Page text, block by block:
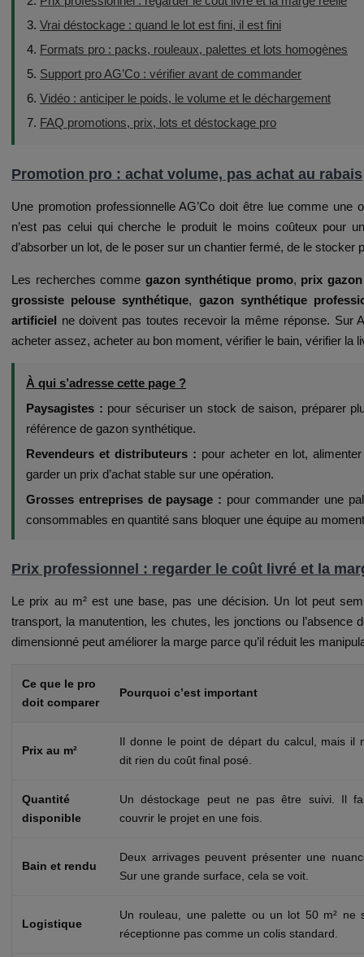
3. Vrai déstockage : quand le lot est fini, il est fini
4. Formats pro : packs, rouleaux, palettes et lots homogènes
5. Support pro AG’Co : vérifier avant de commander
6. Vidéo : anticiper le poids, le volume et le déchargement
7. FAQ promotions, prix, lots et déstockage pro
Promotion pro : achat volume, pas achat au rabais
Une promotion professionnelle AG’Co doit être lue comme
n’est pas celui qui cherche le produit le moins coûteux pour
d’absorber un lot, de le poser sur un chantier fermé, de le
Les recherches comme gazon synthétique promo, prix
grossiste pelouse synthétique, gazon synthétique
artificiel ne doivent pas toutes recevoir la même réponse. Sur
acheter assez, acheter au bon moment, vérifier le bain, vérifier la
À qui s’adresse cette page ?
Paysagistes : pour sécuriser un stock de saison, préparer
référence de gazon synthétique.
Revendeurs et distributeurs : pour acheter en lot,
garder un prix d’achat stable sur une opération.
Grosses entreprises de paysage : pour commander une
consommables en quantité sans bloquer une équipe au
Prix professionnel : regarder le coût livré et la
Le prix au m² est une base, pas une décision. Un lot peut
transport, la manutention, les chutes, les jonctions ou l’absence
dimensionné peut améliorer la marge parce qu’il réduit les
Ce que le pro
doit comparer
Pourquoi c’est important
Prix au m²
Il donne le point de départ du calcul, mais il
dit rien du coût final posé.
Quantité
disponible
Un déstockage peut ne pas être suivi. Il
couvrir le projet en une fois.
Bain et rendu
Deux arrivages peuvent présenter une
Sur une grande surface, cela se voit.
Logistique
Un rouleau, une palette ou un lot 50 m² ne
réceptionne pas comme un colis standard.